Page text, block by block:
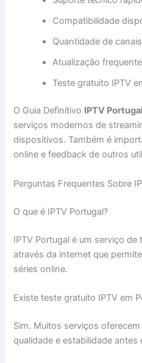
Compatibilidade
Quantidade de canais
Atualização frequente
Teste gratuito IPTV
O Guia Definitivo IPTV Portugal
serviços modernos de
dispositivos. Também é
online e feedback de outros
Perguntas Frequentes Sobre
O que é IPTV Portugal?
IPTV Portugal é um serviço
através da internet que
séries online.
Existe teste gratuito IPTV em
Sim. Muitos serviços
qualidade e estabilidade antes